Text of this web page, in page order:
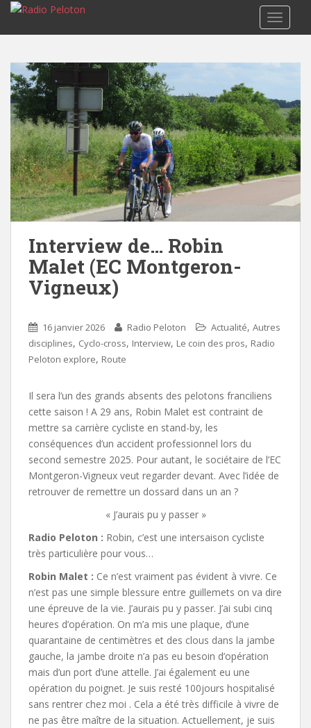
Interview de… Robin
Malet (EC Montgeron-
Vigneux)
16 janvier 2026 Radio Peloton Actualité, Autres
disciplines, Cyclo-cross, Interview, Le coin des pros, Radio
Peloton explore, Route
Il sera l’un des grands absents des pelotons franciliens
cette saison ! A 29 ans, Robin Malet est contraint de
mettre sa carrière cycliste en stand-by, les
conséquences d’un accident professionnel lors du
second semestre 2025. Pour autant, le sociétaire de l’EC
Montgeron-Vigneux veut regarder devant. Avec l’idée de
retrouver de remettre un dossard dans un an ?
« J’aurais pu y passer »
Radio Peloton : Robin, c’est une intersaison cycliste
très particulière pour vous…
Robin Malet : Ce n’est vraiment pas évident à vivre. Ce
n’est pas une simple blessure entre guillemets on va dire
une épreuve de la vie. J’aurais pu y passer. J’ai subi cinq
heures d’opération. On m’a mis une plaque, d’une
quarantaine de centimètres et des clous dans la jambe
gauche, la jambe droite n’a pas eu besoin d’opération
mais d’un port d’une attelle. J’ai également eu une
opération du poignet. Je suis resté 100jours hospitalisé
sans rentrer chez moi . Cela a été très difficile à vivre de
ne pas être maître de la situation. Actuellement, je suis